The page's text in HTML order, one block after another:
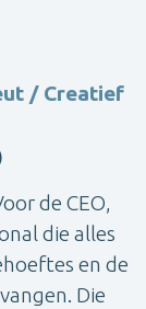
/ Creatief
de CEO,
die alles
en de
Die